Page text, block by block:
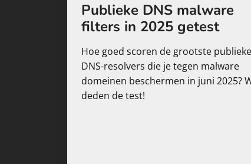
Publieke DNS malware
filters in 2025 getest
Hoe goed scoren de grootste publieke
DNS-resolvers die je tegen malware
domeinen beschermen in juni 2025?
deden de test!